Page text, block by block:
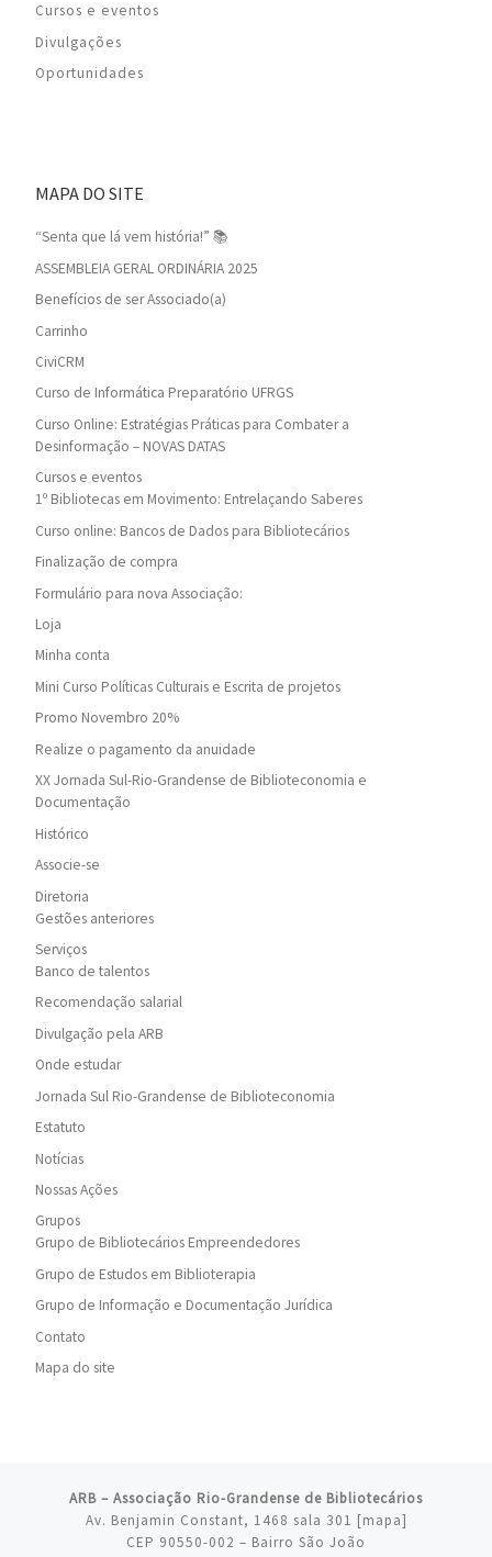
Cursos e eventos
Divulgações
Oportunidades
MAPA DO SITE
“Senta que lá vem história!” 📚
ASSEMBLEIA GERAL ORDINÁRIA 2025
Benefícios de ser Associado(a)
Carrinho
CiviCRM
Curso de Informática Preparatório UFRGS
Curso Online: Estratégias Práticas para Combater a
Desinformação – NOVAS DATAS
Cursos e eventos
1º Bibliotecas em Movimento: Entrelaçando Saberes
Curso online: Bancos de Dados para Bibliotecários
Finalização de compra
Formulário para nova Associação:
Loja
Minha conta
Mini Curso Políticas Culturais e Escrita de projetos
Promo Novembro 20%
Realize o pagamento da anuidade
XX Jornada Sul-Rio-Grandense de Biblioteconomia e
Documentação
Histórico
Associe-se
Diretoria
Gestões anteriores
Serviços
Banco de talentos
Recomendação salarial
Divulgação pela ARB
Onde estudar
Jornada Sul Rio-Grandense de Biblioteconomia
Estatuto
Notícias
Nossas Ações
Grupos
Grupo de Bibliotecários Empreendedores
Grupo de Estudos em Biblioterapia
Grupo de Informação e Documentação Jurídica
Contato
Mapa do site
ARB – Associação Rio-Grandense de Bibliotecários
Av. Benjamin Constant, 1468 sala 301 [mapa]
CEP 90550-002 – Bairro São João